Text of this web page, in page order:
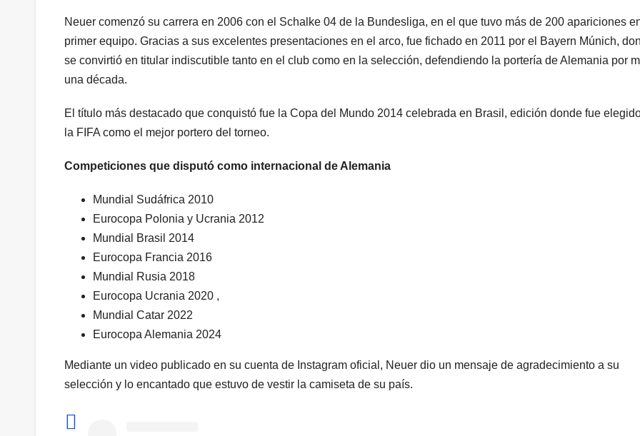
Neuer comenzó su carrera en 2006 con el Schalke 04 de la Bundesliga, en el que tuvo más de 200 apariciones
primer equipo. Gracias a sus excelentes presentaciones en el arco, fue fichado en 2011 por el Bayern Múnich,
se convirtió en titular indiscutible tanto en el club como en la selección, defendiendo la portería de Alemania por
una década.
El título más destacado que conquistó fue la Copa del Mundo 2014 celebrada en Brasil, edición donde fue
la FIFA como el mejor portero del torneo.
Competiciones que disputó como internacional de Alemania
Mundial Sudáfrica 2010
Eurocopa Polonia y Ucrania 2012
Mundial Brasil 2014
Eurocopa Francia 2016
Mundial Rusia 2018
Eurocopa Ucrania 2020 ,
Mundial Catar 2022
Eurocopa Alemania 2024
Mediante un video publicado en su cuenta de Instagram oficial, Neuer dio un mensaje de agradecimiento a su
selección y lo encantado que estuvo de vestir la camiseta de su país.